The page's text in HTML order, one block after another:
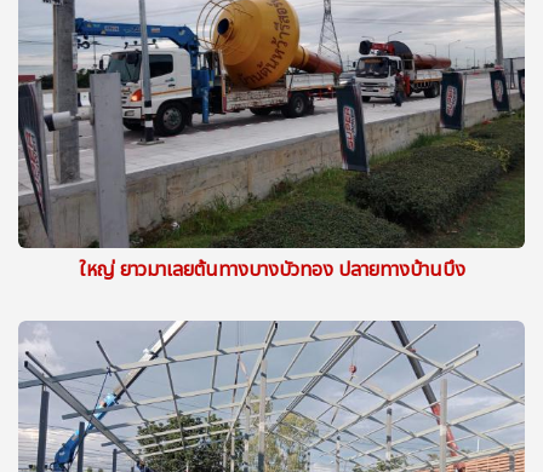
ใหญ่ ยาวมาเลยต้นทางบางบัวทอง ปลายทางบ้านบึง